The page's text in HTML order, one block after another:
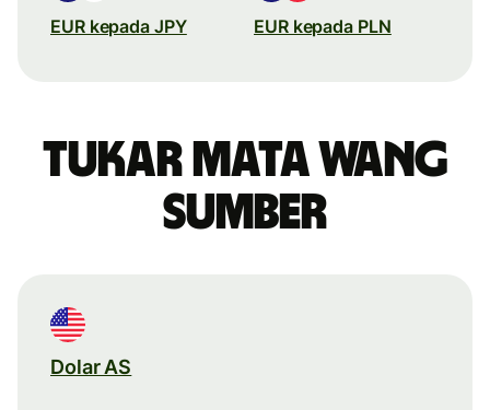
EUR kepada JPY EUR kepada PLN
Tukar mata wang
sumber
Dolar AS